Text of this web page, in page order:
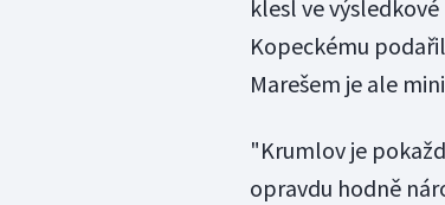
klesl ve
Kopeckému
Marešem je ale
"Krumlov je
opravdu hodně